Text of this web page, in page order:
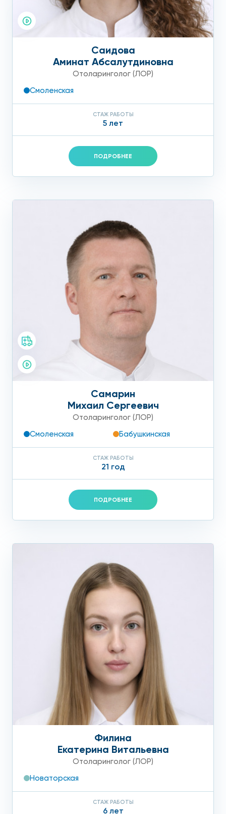
Саидова
Аминат Абсалутдиновна
Отоларинголог (ЛОР)
Смоленская
СТАЖ РАБОТЫ
5 лет
ПОДРОБНЕЕ
Самарин
Михаил Сергеевич
Отоларинголог (ЛОР)
Смоленская
Бабушкинская
СТАЖ РАБОТЫ
21 год
ПОДРОБНЕЕ
Филина
Екатерина Витальевна
Отоларинголог (ЛОР)
Новаторская
СТАЖ РАБОТЫ
6 лет